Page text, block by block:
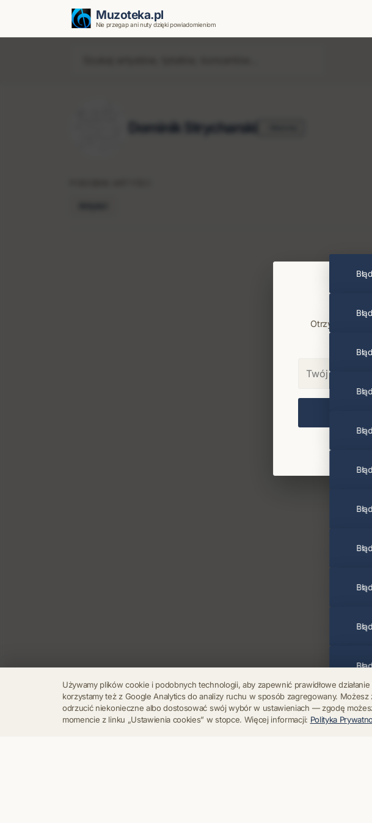
Muzoteka.pl
Nie przegap ani nuty dzięki powiadomieniom
Dominik Strycharski
RegulaminPolityka PrywatnościKontaktUstawienia cookies
Używamy plików cookie i podobnych technologii, aby zapewnić prawidłowe
korzystamy też z Google Analytics do analizy ruchu w sposób zagregowany.
odrzucić niekonieczne albo dostosować swój wybór w ustawieniach — zgodę
momencie z linku „Ustawienia cookies” w stopce. Więcej informacji: Polityka
Otrzymuj info